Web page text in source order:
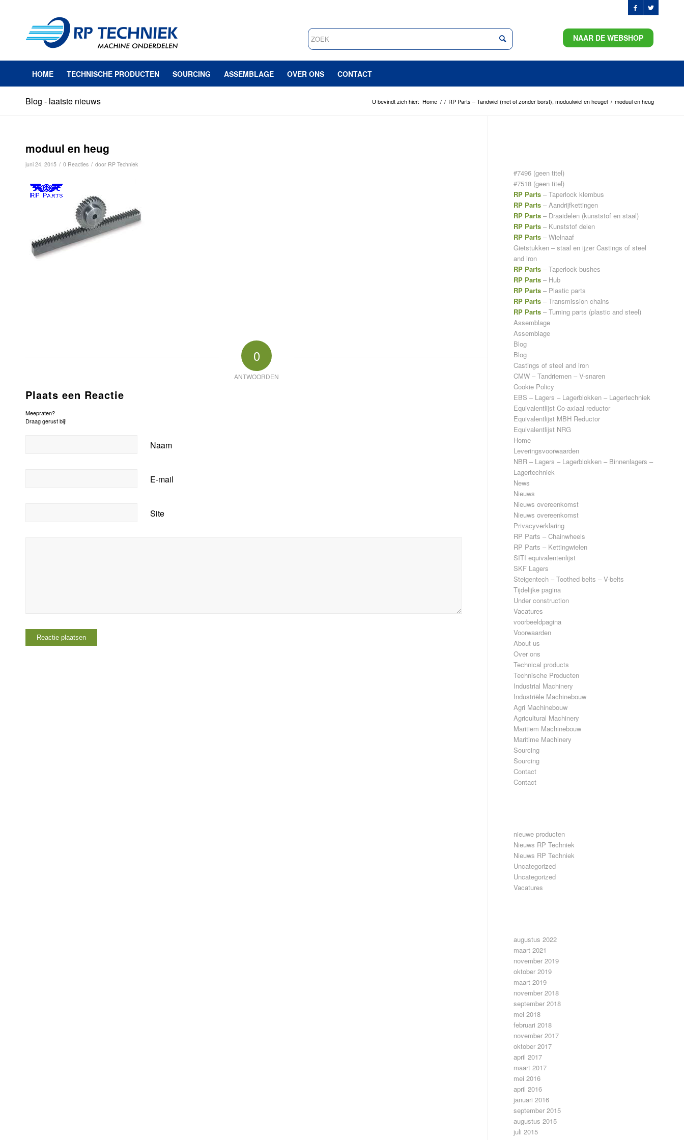
NAAR DE WEBSHOP
HOME TECHNISCHE PRODUCTEN SOURCING ASSEMBLAGE OVER ONS CONTACT
Blog - laatste nieuws U bevindt zich hier: Home / / RP Parts – Tandwiel (met of zonder borst), moduulwiel en heugel / moduul en heug
moduul en heug
juni 24, 2015 / 0 Reacties / door RP Techniek
0
ANTWOORDEN
Plaats een Reactie
Meepraten?
Draag gerust bij!
Naam
E-mail
Site
#7496 (geen titel)
#7518 (geen titel)
RP Parts– Taperlock klembus
RP Parts – Aandrijfkettingen
RP Parts – Draaidelen (kunststof en staal)
RP Parts – Kunststof delen
RP Parts – Wielnaaf
Gietstukken – staal en ijzer Castings of steel
and iron
RP Parts– Taperlock bushes
RP Parts – Hub
RP Parts – Plastic parts
RP Parts – Transmission chains
RP Parts – Turning parts (plastic and steel)
Assemblage
Assemblage
Blog
Blog
Castings of steel and iron
CMW – Tandriemen – V-snaren
Cookie Policy
EBS – Lagers – Lagerblokken – Lagertechniek
Equivalentlijst Co-axiaal reductor
Equivalentlijst MBH Reductor
Equivalentlijst NRG
Home
Leveringsvoorwaarden
NBR – Lagers – Lagerblokken – Binnenlagers –
Lagertechniek
News
Nieuws
Nieuws overeenkomst
Nieuws overeenkomst
Privacyverklaring
RP Parts – Chainwheels
RP Parts – Kettingwielen
SITI equivalentenlijst
SKF Lagers
Steigentech – Toothed belts – V-belts
Tijdelijke pagina
Under construction
Vacatures
voorbeeldpagina
Voorwaarden
About us
Over ons
Technical products
Technische Producten
Industrial Machinery
Industriële Machinebouw
Agri Machinebouw
Agricultural Machinery
Maritiem Machinebouw
Maritime Machinery
Sourcing
Sourcing
Contact
Contact
nieuwe producten
Nieuws RP Techniek
Nieuws RP Techniek
Uncategorized
Uncategorized
Vacatures
augustus 2022
maart 2021
november 2019
oktober 2019
maart 2019
november 2018
september 2018
mei 2018
februari 2018
november 2017
oktober 2017
april 2017
maart 2017
mei 2016
april 2016
januari 2016
september 2015
augustus 2015
juli 2015